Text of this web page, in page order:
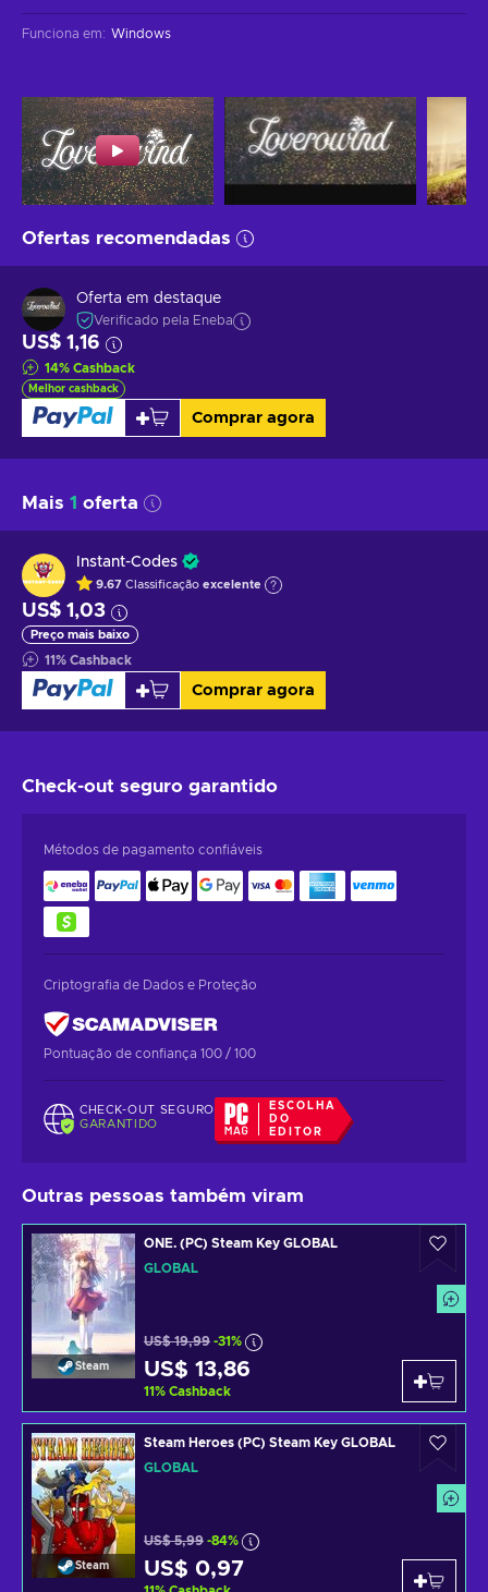
Funciona em: Windows
Ofertas recomendadas
Oferta em destaque
Verificado pela Eneba
US$ 1,16
14% Cashback
Melhor cashback
Comprar agora
Mais 1 oferta
Instant-Codes
9.67 Classificação excelente
US$ 1,03
Preço mais baixo
11% Cashback
Comprar agora
Check-out seguro garantido
Métodos de pagamento confiáveis
Criptografia de Dados e Proteção
Pontuação de confiança 100 / 100
CHECK-OUT SEGURO
GARANTIDO
ESCOLHA
DO
EDITOR
Outras pessoas também viram
Steam
ONE. (PC) Steam Key GLOBAL
GLOBAL
US$ 19,99 -31%
US$ 13,86
11% Cashback
Steam
Steam Heroes (PC) Steam Key GLOBAL
GLOBAL
US$ 5,99 -84%
US$ 0,97